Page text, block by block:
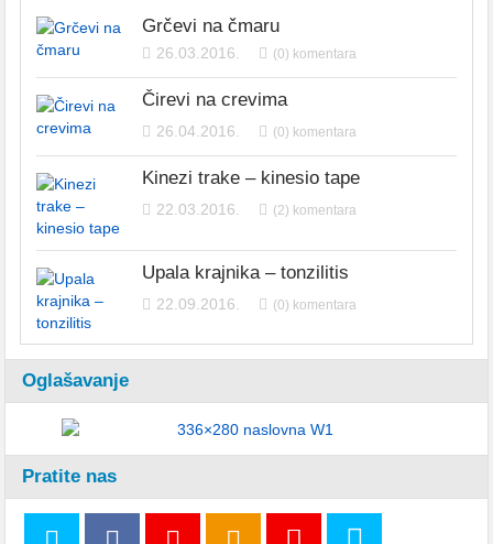
Grčevi na čmaru
26.03.2016. (0) komentara
Čirevi na crevima
26.04.2016. (0) komentara
Kinezi trake – kinesio tape
22.03.2016. (2) komentara
Upala krajnika – tonzilitis
22.09.2016. (0) komentara
Oglašavanje
Pratite nas